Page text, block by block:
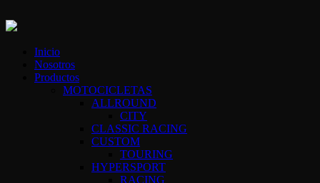
Inicio
Nosotros
Productos
MOTOCICLETAS
ALLROUND
CITY
CLASSIC RACING
CUSTOM
TOURING
HYPERSPORT
RACING